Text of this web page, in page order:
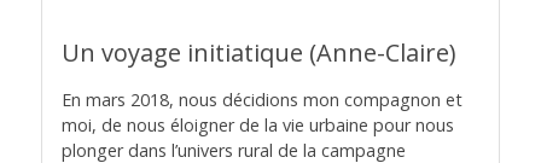
Un voyage initiatique (Anne-Claire)
En mars 2018, nous décidions mon compagnon et
moi, de nous éloigner de la vie urbaine pour nous
plonger dans l’univers rural de la campagne